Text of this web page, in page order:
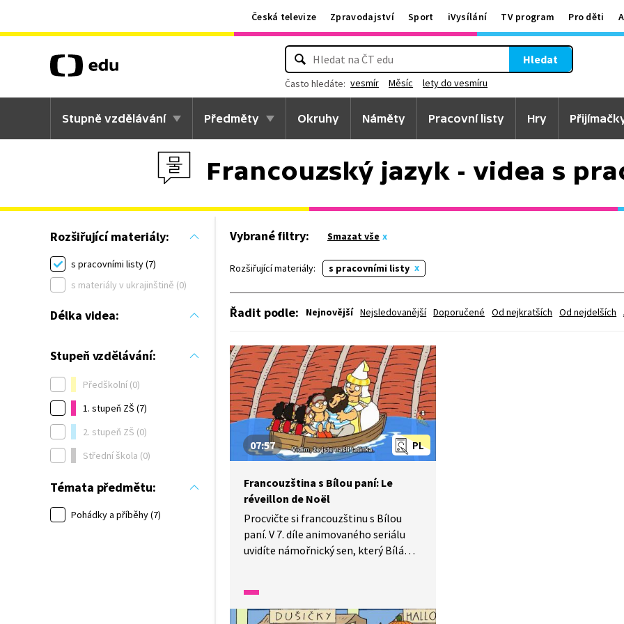
Česká televize Zpravodajství Sport iVysílání TV program Pro děti
Hledat
Často hledáte: vesmír Měsíc lety do vesmíru
Stupně vzdělávání Předměty Okruhy Náměty Pracovní listy Hry
Francouzský jazyk - videa s
Rozšiřující materiály:
s pracovními listy (7)
s materiály v ukrajinštině (0)
Délka videa:
Stupeň vzdělávání:
Předškolní (0)
1. stupeň ZŠ (7)
2. stupeň ZŠ (0)
Střední škola (0)
Témata předmětu:
Pohádky a příběhy (7)
Vybrané filtry: Smazat vše
Rozšiřující materiály: s pracovními listy
Řadit podle: Nejnovější Nejsledovanější Doporučené Od nejkratších Od nejdelších
PL
07:57
Francouzština s Bílou paní: Le
réveillon de Noël
Procvičte si francouzštinu s Bílou
paní. V 7. díle animovaného seriálu
uvidíte námořnický sen, který Bílá
jak se dostanou z břicha velryby
a jestli tatínek stihne přijet